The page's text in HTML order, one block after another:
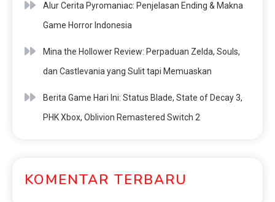
Alur Cerita Pyromaniac: Penjelasan Ending & Makna
Game Horror Indonesia
Mina the Hollower Review: Perpaduan Zelda, Souls,
dan Castlevania yang Sulit tapi Memuaskan
Berita Game Hari Ini: Status Blade, State of Decay 3,
PHK Xbox, Oblivion Remastered Switch 2
KOMENTAR TERBARU